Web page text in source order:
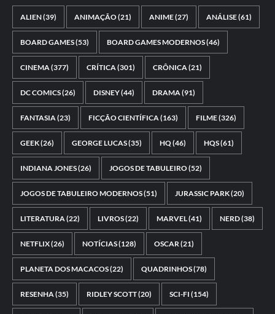
ALIEN(39) ANIMAÇÃO(21) ANIME(27) ANÁLISE(61)
BOARD GAMES(53) BOARD GAMES MODERNOS(46)
CINEMA(377) CRÍTICA(301) CRÔNICA(21)
DC COMICS(26) DISNEY(44) DRAMA(91)
FANTASIA(23) FICÇÃO CIENTÍFICA(163) FILME(326)
GEEK(26) GEORGE LUCAS(35) HQ(46) HQS(61)
INDIANA JONES(26) JOGOS DE TABULEIRO(52)
JOGOS DE TABULEIRO MODERNOS(51) JURASSIC PARK(20)
LITERATURA(22) LIVROS(22) MARVEL(41) NERD(38)
NETFLIX(26) NOTÍCIAS(128) OSCAR(21)
PLANETA DOS MACACOS(22) QUADRINHOS(78)
RESENHA(35) RIDLEY SCOTT(20) SCI-FI (154)